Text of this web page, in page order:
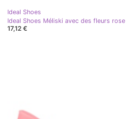
Ideal Shoes
Ideal Shoes Méliski avec des fleurs rose
17,12 €